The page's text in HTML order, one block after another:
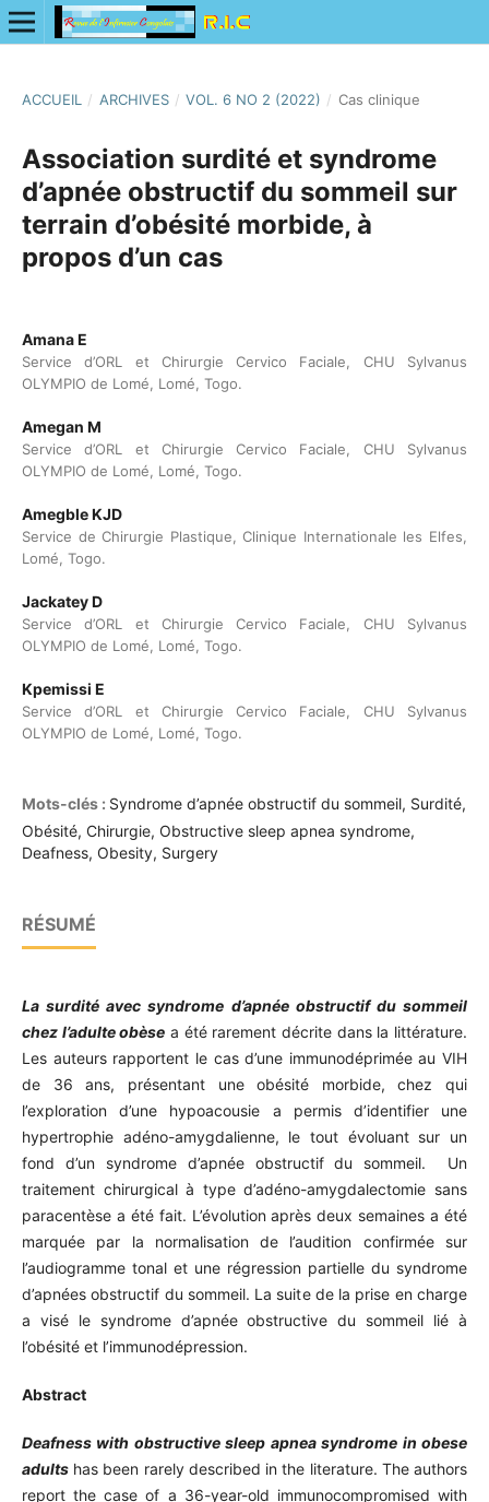
ACCUEIL / ARCHIVES / VOL. 6 NO 2 (2022) / Cas clinique
Association surdité et syndrome
d’apnée obstructif du sommeil sur
terrain d’obésité morbide, à
propos d’un cas
Amana E
Service d’ORL et Chirurgie Cervico Faciale, CHU Sylvanus
OLYMPIO de Lomé, Lomé, Togo.
Amegan M
Service d’ORL et Chirurgie Cervico Faciale, CHU Sylvanus
OLYMPIO de Lomé, Lomé, Togo.
Amegble KJD
Service de Chirurgie Plastique, Clinique Internationale les Elfes,
Lomé, Togo.
Jackatey D
Service d’ORL et Chirurgie Cervico Faciale, CHU Sylvanus
OLYMPIO de Lomé, Lomé, Togo.
Kpemissi E
Service d’ORL et Chirurgie Cervico Faciale, CHU Sylvanus
OLYMPIO de Lomé, Lomé, Togo.
Mots-clés : Syndrome d’apnée obstructif du sommeil, Surdité,
Obésité, Chirurgie, Obstructive sleep apnea syndrome,
Deafness, Obesity, Surgery
RÉSUMÉ
La surdité avec syndrome d’apnée obstructif du sommeil
chez l’adulte obèse a été rarement décrite dans la littérature.
Les auteurs rapportent le cas d’une immunodéprimée au VIH
de 36 ans, présentant une obésité morbide, chez qui
l’exploration d’une hypoacousie a permis d’identifier une
hypertrophie adéno-amygdalienne, le tout évoluant sur un
fond d’un syndrome d’apnée obstructif du sommeil. Un
traitement chirurgical à type d’adéno-amygdalectomie sans
paracentèse a été fait. L’évolution après deux semaines a été
marquée par la normalisation de l’audition confirmée sur
l’audiogramme tonal et une régression partielle du syndrome
d’apnées obstructif du sommeil. La suite de la prise en charge
a visé le syndrome d’apnée obstructive du sommeil lié à
l’obésité et l’immunodépression.
Abstract
Deafness with obstructive sleep apnea syndrome in obese
adultshas been rarely described in the literature. The authors
report the case of a 36-year-old immunocompromised with